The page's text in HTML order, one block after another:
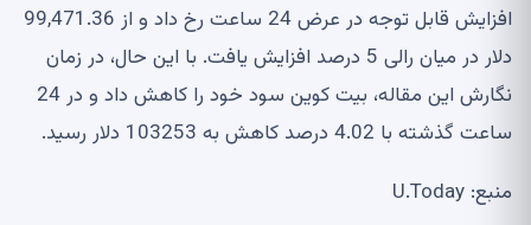
افزایش قابل توجه در عرض 24 ساعت رخ داد و از 99,471.36
دلار در میان رالی 5 درصد افزایش یافت. با این حال، در زمان
نگارش این مقاله، بیت کوین سود خود را کاهش داد و در 24
ساعت گذشته با 4.02 درصد کاهش به 103253 دلار رسید.
منبع: U.Today